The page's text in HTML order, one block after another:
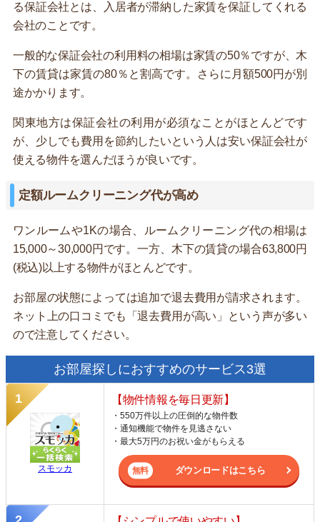
る保証会社とは、入居者が滞納した家賃を保証してくれる
会社のことです。
一般的な保証会社の利用料の相場は家賃の50％ですが、木
下の賃貸は家賃の80％と割高です。さらに月額500円が別
途かかります。
関東地方は保証会社の利用が必須なことがほとんどです
が、少しでも費用を節約したいという人は安い保証会社が
使える物件を選んだほうが良いです。
定額ルームクリーニング代が高め
ワンルームや1Kの場合、ルームクリーニング代の相場は
15,000～30,000円です。一方、木下の賃貸の場合63,800円
(税込)以上する物件がほとんどです。
お部屋の状態によっては追加で退去費用が請求されます。
ネット上の口コミでも「退去費用が高い」という声が多い
ので注意してください。
お部屋探しにおすすめのサービス3選
スモッカ
【物件情報を毎日更新】
・550万件以上の圧倒的な物件数
・通知機能で物件を見逃さない
・最大5万円のお祝い金がもらえる
ダウンロードはこちら